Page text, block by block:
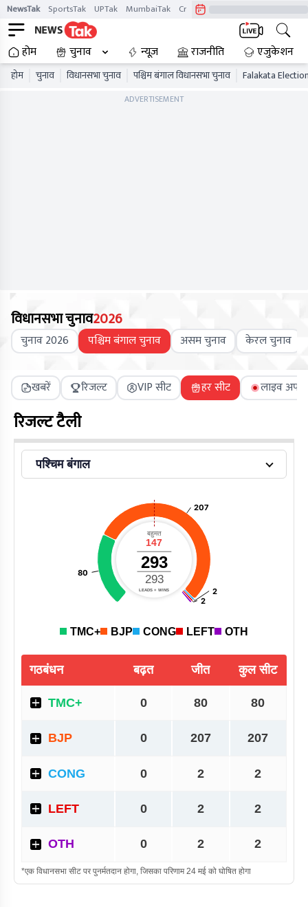
NewsTak SportsTak UPTak MumbaiTak CrimeTak
होम चुनाव न्यूज़ राजनीति एजुकेशन
होम चुनाव विधानसभा चुनाव पश्चिम बंगाल विधानसभा चुनाव Falakata
ADVERTISEMENT
विधानसभा चुनाव2026
चुनाव 2026 पश्चिम बंगाल चुनाव असम चुनाव केरल चुनाव
खबरें रिजल्ट VIP सीट हर सीट लाइव
रिजल्ट टैली